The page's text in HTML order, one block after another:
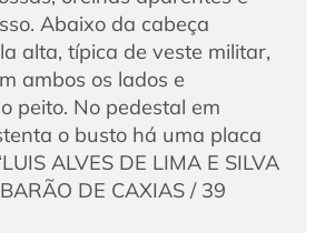
Abaixo da cabeça
alta, típica de veste militar,
ambos os lados e
peito. No pedestal em
o busto há uma placa
ALVES DE LIMA E SILVA
DE CAXIAS / 39